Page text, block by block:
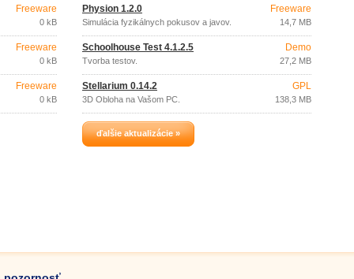
Freeware
0 kB
Freeware
0 kB
Freeware
0 kB
Physion 1.2.0
Simulácia fyzikálnych pokusov a javov.
Freeware
14,7 MB
Schoolhouse Test 4.1.2.5
Tvorba testov.
Demo
27,2 MB
Stellarium 0.14.2
3D Obloha na Vašom PC.
GPL
138,3 MB
ďalšie aktualizácie »